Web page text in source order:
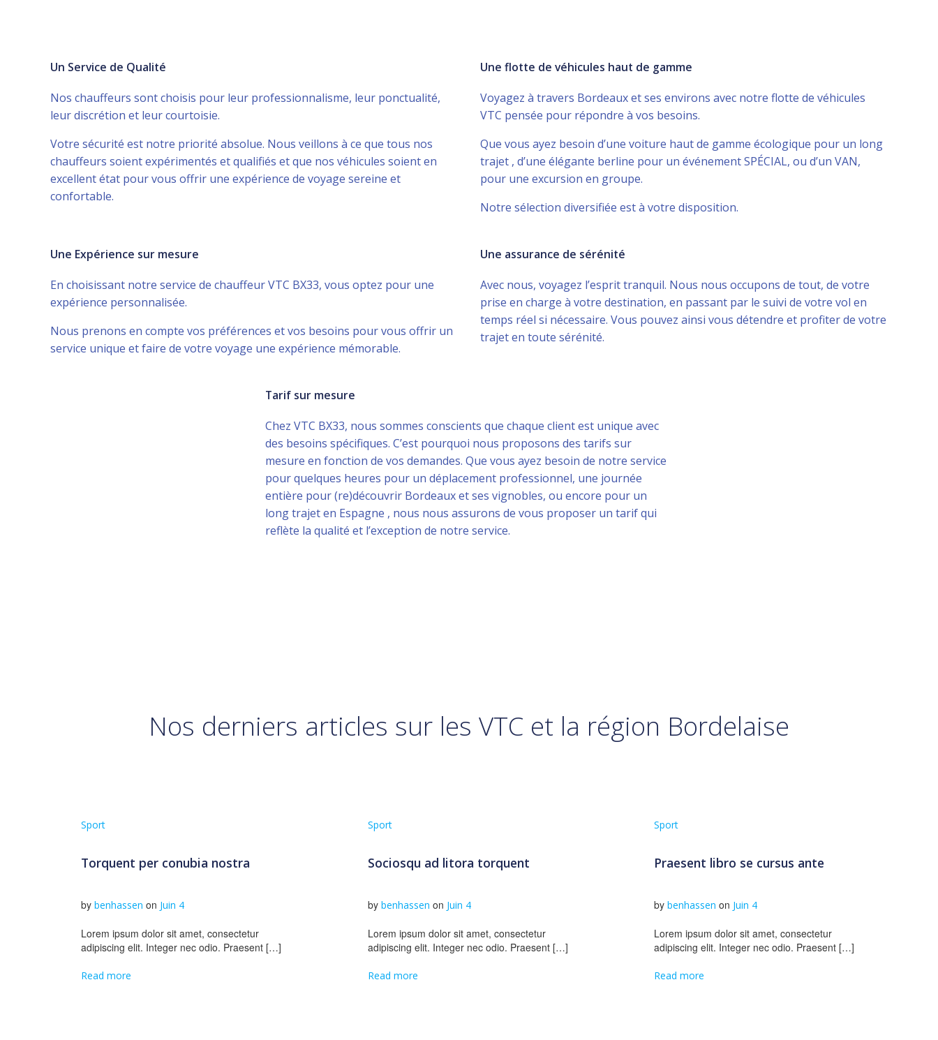
Un Service de Qualité
Nos chauffeurs sont choisis pour leur professionnalisme, leur ponctualité,
leur discrétion et leur courtoisie.
Votre sécurité est notre priorité absolue. Nous veillons à ce que tous nos
chauffeurs soient expérimentés et qualifiés et que nos véhicules soient en
excellent état pour vous offrir une expérience de voyage sereine et
confortable.
Une flotte de véhicules haut de gamme
Voyagez à travers Bordeaux et ses environs avec notre flotte de véhicules
VTC pensée pour répondre à vos besoins.
Que vous ayez besoin d’une voiture haut de gamme écologique pour un long
trajet , d’une élégante berline pour un événement SPÉCIAL, ou d’un VAN,
pour une excursion en groupe.
Notre sélection diversifiée est à votre disposition.
Une Expérience sur mesure
En choisissant notre service de chauffeur VTC BX33, vous optez pour une
expérience personnalisée.
Nous prenons en compte vos préférences et vos besoins pour vous offrir un
service unique et faire de votre voyage une expérience mémorable.
Une assurance de sérénité
Avec nous, voyagez l’esprit tranquil. Nous nous occupons de tout, de votre
prise en charge à votre destination, en passant par le suivi de votre vol en
temps réel si nécessaire. Vous pouvez ainsi vous détendre et profiter de votre
trajet en toute sérénité.
Tarif sur mesure
Chez VTC BX33, nous sommes conscients que chaque client est unique avec
des besoins spécifiques. C’est pourquoi nous proposons des tarifs sur
mesure en fonction de vos demandes. Que vous ayez besoin de notre service
pour quelques heures pour un déplacement professionnel, une journée
entière pour (re)découvrir Bordeaux et ses vignobles, ou encore pour un
long trajet en Espagne , nous nous assurons de vous proposer un tarif qui
reflète la qualité et l’exception de notre service.
Nos derniers articles sur les VTC et la région Bordelaise
Sport
Torquent per conubia nostra
by benhassen on Juin 4
Lorem ipsum dolor sit amet, consectetur
adipiscing elit. Integer nec odio. Praesent […]
Read more
Sport
Sociosqu ad litora torquent
by benhassen on Juin 4
Lorem ipsum dolor sit amet, consectetur
adipiscing elit. Integer nec odio. Praesent […]
Read more
Sport
Praesent libro se cursus ante
by benhassen on Juin 4
Lorem ipsum dolor sit amet, consectetur
adipiscing elit. Integer nec odio. Praesent […]
Read more